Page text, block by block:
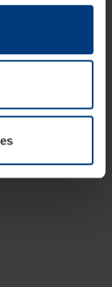
op uw
alle andere
Uw
uitleg van de